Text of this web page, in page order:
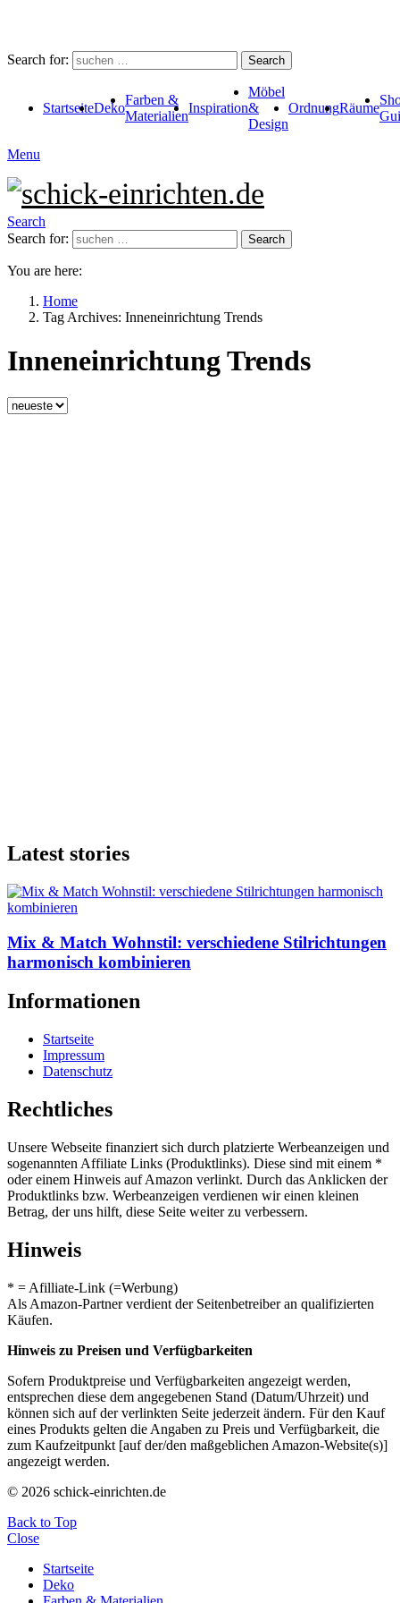
Search for: Search
StartseiteDeko
Farben &
Materialien
Inspiration
Möbel
&
Design
OrdnungRäume
Menu
Search
Search for:
Search
You are here:
Home
Tag Archives: Inneneinrichtung Trends
Inneneinrichtung Trends
Latest stories
Mix & Match Wohnstil: verschiedene Stilrichtungen
harmonisch kombinieren
Informationen
Startseite
Impressum
Datenschutz
Rechtliches
Unsere Webseite finanziert sich durch platzierte Werbeanzeigen und
sogenannten Affiliate Links (Produktlinks). Diese sind mit einem *
oder einem Hinweis auf Amazon verlinkt. Durch das Anklicken der
Produktlinks bzw. Werbeanzeigen verdienen wir einen kleinen
Betrag, der uns hilft, diese Seite weiter zu verbessern.
Hinweis
* = Afilliate-Link (=Werbung)
Als Amazon-Partner verdient der Seitenbetreiber an qualifizierten
Käufen.
Hinweis zu Preisen und Verfügbarkeiten
Sofern Produktpreise und Verfügbarkeiten angezeigt werden,
entsprechen diese dem angegebenen Stand (Datum/Uhrzeit) und
können sich auf der verlinkten Seite jederzeit ändern. Für den Kauf
eines Produkts gelten die Angaben zu Preis und Verfügbarkeit, die
zum Kaufzeitpunkt [auf der/den maßgeblichen Amazon-Website(s)]
angezeigt werden.
© 2026 schick-einrichten.de
Back to Top
Close
Startseite
Deko